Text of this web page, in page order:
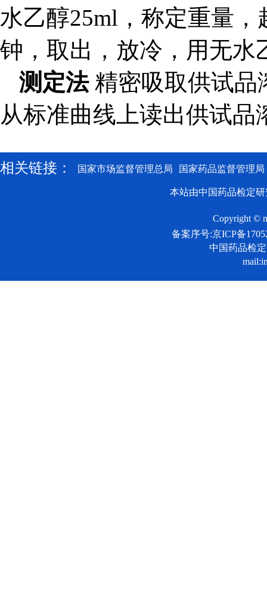
水乙醇25ml，称定重量，
钟，取出，放冷，用无水
测定法精密吸取供试品
从标准曲线上读出供试
相关链接： 国家市场监督管理总局 国家药品监督管理局
本站由中国药品检定
Copyright ©
备案序号:京ICP备
中国药品检